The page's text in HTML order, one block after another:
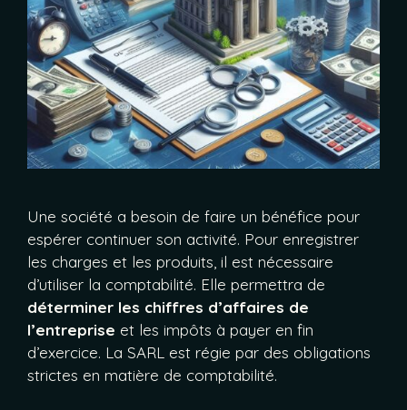
Une société a besoin de faire un bénéfice pour
espérer continuer son activité. Pour enregistrer
les charges et les produits, il est nécessaire
d’utiliser la comptabilité. Elle permettra de
déterminer les chiffres d’affaires de
l’entreprise et les impôts à payer en fin
d’exercice. La SARL est régie par des obligations
strictes en matière de comptabilité.